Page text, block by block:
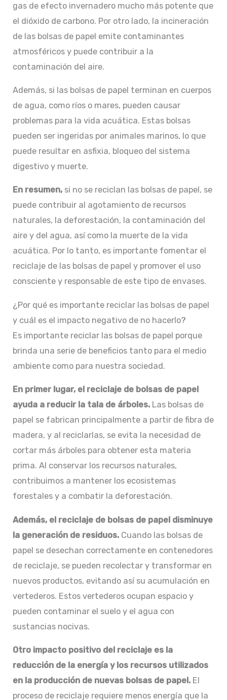
gas de efecto invernadero mucho más potente que
el dióxido de carbono. Por otro lado, la incineración
de las bolsas de papel emite contaminantes
atmosféricos y puede contribuir a la
contaminación del aire.
Además, si las bolsas de papel terminan en cuerpos
de agua, como ríos o mares, pueden causar
problemas para la vida acuática. Estas bolsas
pueden ser ingeridas por animales marinos, lo que
puede resultar en asfixia, bloqueo del sistema
digestivo y muerte.
En resumen, si no se reciclan las bolsas de papel, se
puede contribuir al agotamiento de recursos
naturales, la deforestación, la contaminación del
aire y del agua, así como la muerte de la vida
acuática. Por lo tanto, es importante fomentar el
reciclaje de las bolsas de papel y promover el uso
consciente y responsable de este tipo de envases.
¿Por qué es importante reciclar las bolsas de papel
y cuál es el impacto negativo de no hacerlo?
Es importante reciclar las bolsas de papel porque
brinda una serie de beneficios tanto para el medio
ambiente como para nuestra sociedad.
En primer lugar, el reciclaje de bolsas de papel
ayuda a reducir la tala de árboles. Las bolsas de
papel se fabrican principalmente a partir de fibra de
madera, y al reciclarlas, se evita la necesidad de
cortar más árboles para obtener esta materia
prima. Al conservar los recursos naturales,
contribuimos a mantener los ecosistemas
forestales y a combatir la deforestación.
Además, el reciclaje de bolsas de papel disminuye
la generación de residuos. Cuando las bolsas de
papel se desechan correctamente en contenedores
de reciclaje, se pueden recolectar y transformar en
nuevos productos, evitando así su acumulación en
vertederos. Estos vertederos ocupan espacio y
pueden contaminar el suelo y el agua con
sustancias nocivas.
Otro impacto positivo del reciclaje es la
reducción de la energía y los recursos utilizados
en la producción de nuevas bolsas de papel. El
proceso de reciclaje requiere menos energía que la